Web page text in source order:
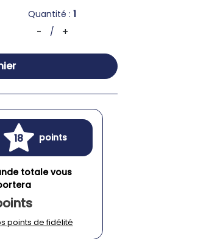
Quantité :1
- / +
18 points
totale vous
points de fidélité